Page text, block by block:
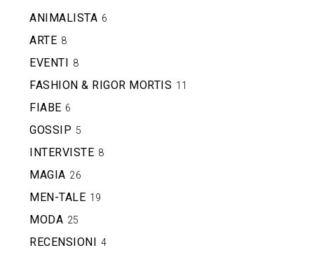
ANIMALISTA 6
ARTE 8
EVENTI 8
FASHION & RIGOR MORTIS 11
FIABE 6
GOSSIP 5
INTERVISTE 8
MAGIA 26
MEN-TALE 19
MODA 25
RECENSIONI 4